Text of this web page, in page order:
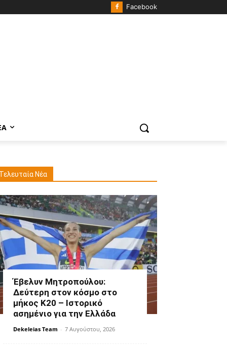
Facebook
Τελευταία Νέα
Έβελυν Μητροπούλου:
Δεύτερη στον κόσμο στο
μήκος Κ20 – Ιστορικό
ασημένιο για την Ελλάδα
Dekeleias Team - 7 Αυγούστου, 2026